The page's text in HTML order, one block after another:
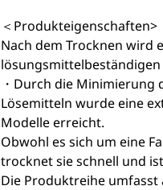
＜Produkteigenschaften>
Nach dem Trocknen wird
lösungsmittelbeständigen
・Durch die Minimierung
Lösemitteln wurde eine
Modelle erreicht.
Obwohl es sich um eine
trocknet sie schnell und
Die Produktreihe umfasst